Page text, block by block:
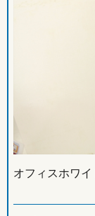
オフィスホワ